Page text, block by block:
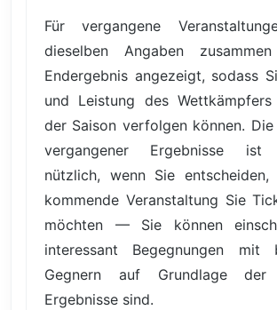
Für vergangene
dieselben Angaben
Endergebnis angezeigt, sodass
und Leistung des
der Saison verfolgen können.
vergangener Ergebnisse ist
nützlich, wenn Sie
kommende Veranstaltung Sie
möchten — Sie können
interessant Begegnungen mit
Gegnern auf Grundlage der
Ergebnisse sind.